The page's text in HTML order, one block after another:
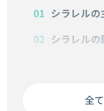
シラレル
シラレルの
全